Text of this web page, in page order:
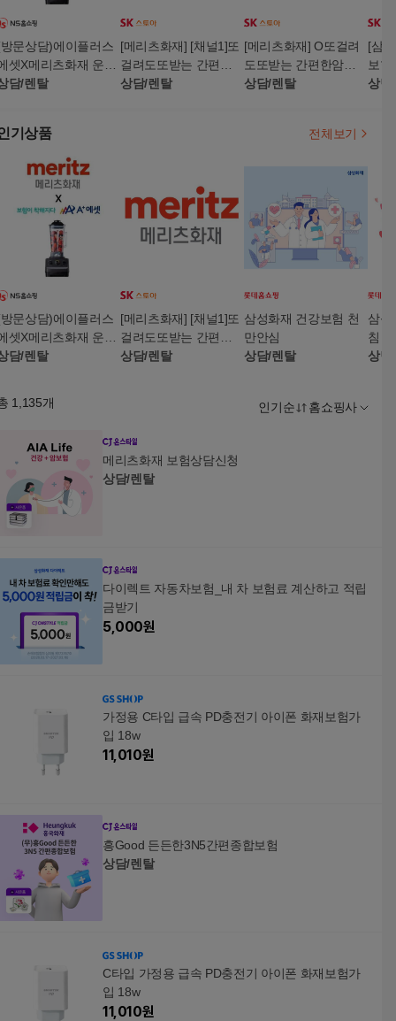
문상담)에이플러스
셋X메리츠화재 운전
상해종합보험 화재
담/렌탈
[메리츠화재] [채널1]또
걸려도또받는 간편한
암보험(리모컨써큘레
상담/렌탈
[메리츠화재] O또걸려
도또받는 간편한암보
험(리모컨써큘레이터)
상담/렌탈
[삼
보험
리온
상담
기상품 전체보기
문상담)에이플러스
셋X메리츠화재 운전
상해종합보험 화재
담/렌탈
[메리츠화재] [채널1]또
걸려도또받는 간편한
암보험(리모컨써큘레
상담/렌탈
삼성화재 건강보험 천
만안심
상담/렌탈
삼성
침
상담
1,135개 인기순 홈쇼핑사
메리츠화재 보험상담신청
상담/렌탈
다이렉트 자동차보험_내 차 보험료 계산하고 적립
금받기
5,000원
가정용 C타입 급속 PD충전기 아이폰 화재보험가
입 18w
11,010원
흥Good 든든한3N5간편종합보험
상담/렌탈
C타입 가정용 급속 PD충전기 아이폰 화재보험가
입 18w
11,010원